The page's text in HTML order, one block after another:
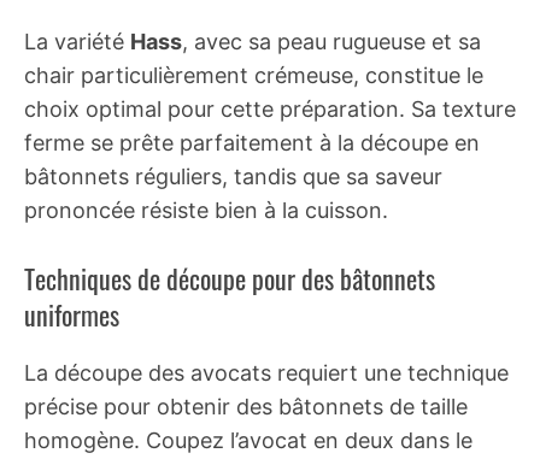
La variété Hass, avec sa peau rugueuse et sa
chair particulièrement crémeuse, constitue le
choix optimal pour cette préparation. Sa texture
ferme se prête parfaitement à la découpe en
bâtonnets réguliers, tandis que sa saveur
prononcée résiste bien à la cuisson.
Techniques de découpe pour des bâtonnets
uniformes
La découpe des avocats requiert une technique
précise pour obtenir des bâtonnets de taille
homogène. Coupez l’avocat en deux dans le